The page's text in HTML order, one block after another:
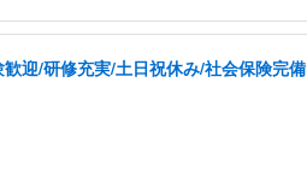
迎/研修充実/土日祝休み/社会保険完備